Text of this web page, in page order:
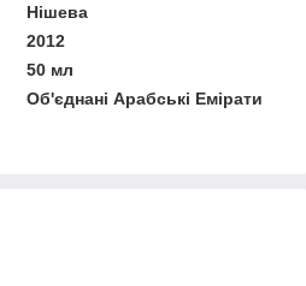
Нішева
2012
50 мл
Об'єднані Арабські Емірати